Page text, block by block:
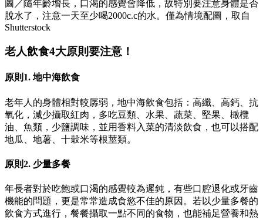
圖／隨年齡增長，口渴的感覺會降低，故特別要注意身體是否
脫水了，注意一天至少喝2000c.c的水。僅為情境配圖，取自
Shutterstock
老人飲食4大原則要注意！
原則1. 地中海飲食
老年人的身體相對較孱弱，地中海飲食包括：高纖、高鈣、抗
氧化，減少攝取紅肉，多吃豆類、水果、蔬菜、堅果、橄欖
油、魚類，少鹽調味，並用香料入菜的清淡飲食，也可以搭配
地瓜、地薯、十穀米等根莖類。
原則2. 少量多餐
年長者對於吃飽或口渴的感覺較為遲鈍，有些口腔退化或牙齒
機能的問題，更是常常造成食慾不佳的原因。若以少量多餐的
飲食方式進行，餐餐攝取一點不同的食物，也能補足營養和熱